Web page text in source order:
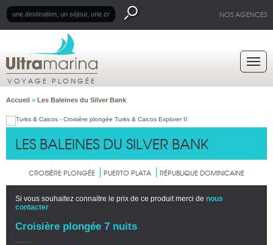
NOS AGENCES
VOYAGE PLONGÉE
Accueil > Les Baleines du Silver Bank
LES BALEINES DU SILVER BANK
CROISIÈRE PLONGÉE PUERTO PLATA RÉPUBLIQUE DOMINICAINE
Si vous souhaitez connaitre le prix de ce produit merci de nous
contacter
Croisière plongée 7 nuits